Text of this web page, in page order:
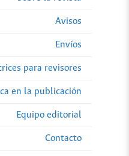
Avisos
Envíos
para revisores
en la publicación
Equipo editorial
Contacto